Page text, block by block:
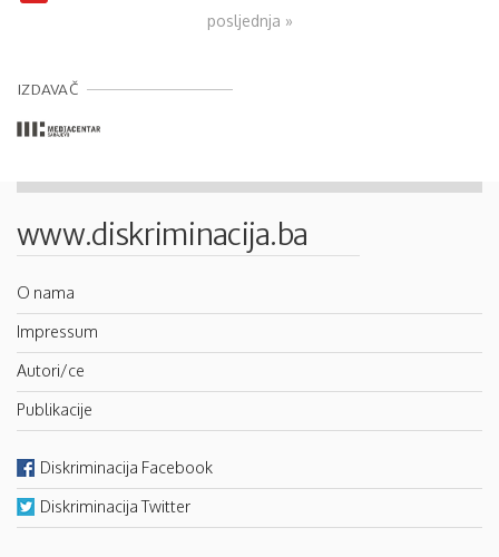
posljednja »
IZDAVAČ
www.diskriminacija.ba
O nama
Impressum
Autori/ce
Publikacije
Diskriminacija Facebook
Diskriminacija Twitter